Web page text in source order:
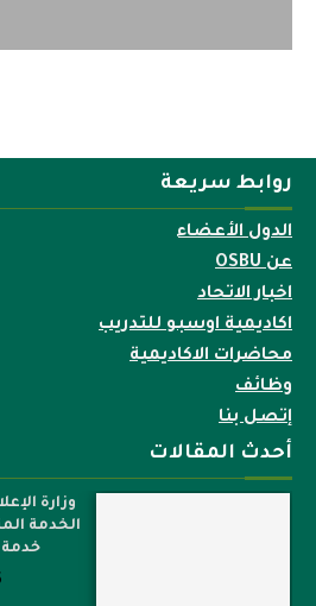
روابط سريعة
الدول الأعضاء
عن OSBU
اخبار الاتحاد
اكاديمية اوسبو للتدريب
محاضرات الاكاديمية
وظائف
إتصل بنا
أحدث المقالات
وزارة
الخدمة
خدمة